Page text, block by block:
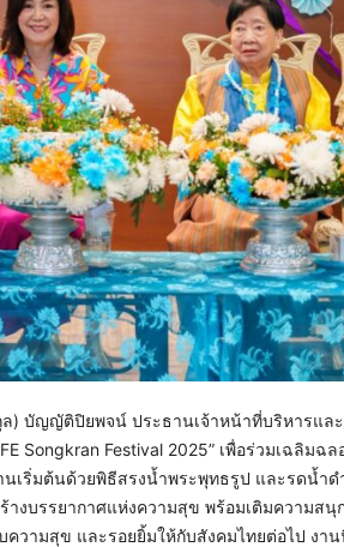
บัญญัติปิยพจน์ ประธานเจ้าหน้าที่บริหารแล
Songkran Festival 2025” เพื่อร่วมเฉลิมฉ
ริ่มต้นด้วยพิธีสรงน้ำพระพุทธรูป และรดน้ำด
งบรรยากาศแห่งความสุข พร้อมเติมความสนุ
วามสุข และรอยยิ้มให้กับสังคมไทยต่อไป งา